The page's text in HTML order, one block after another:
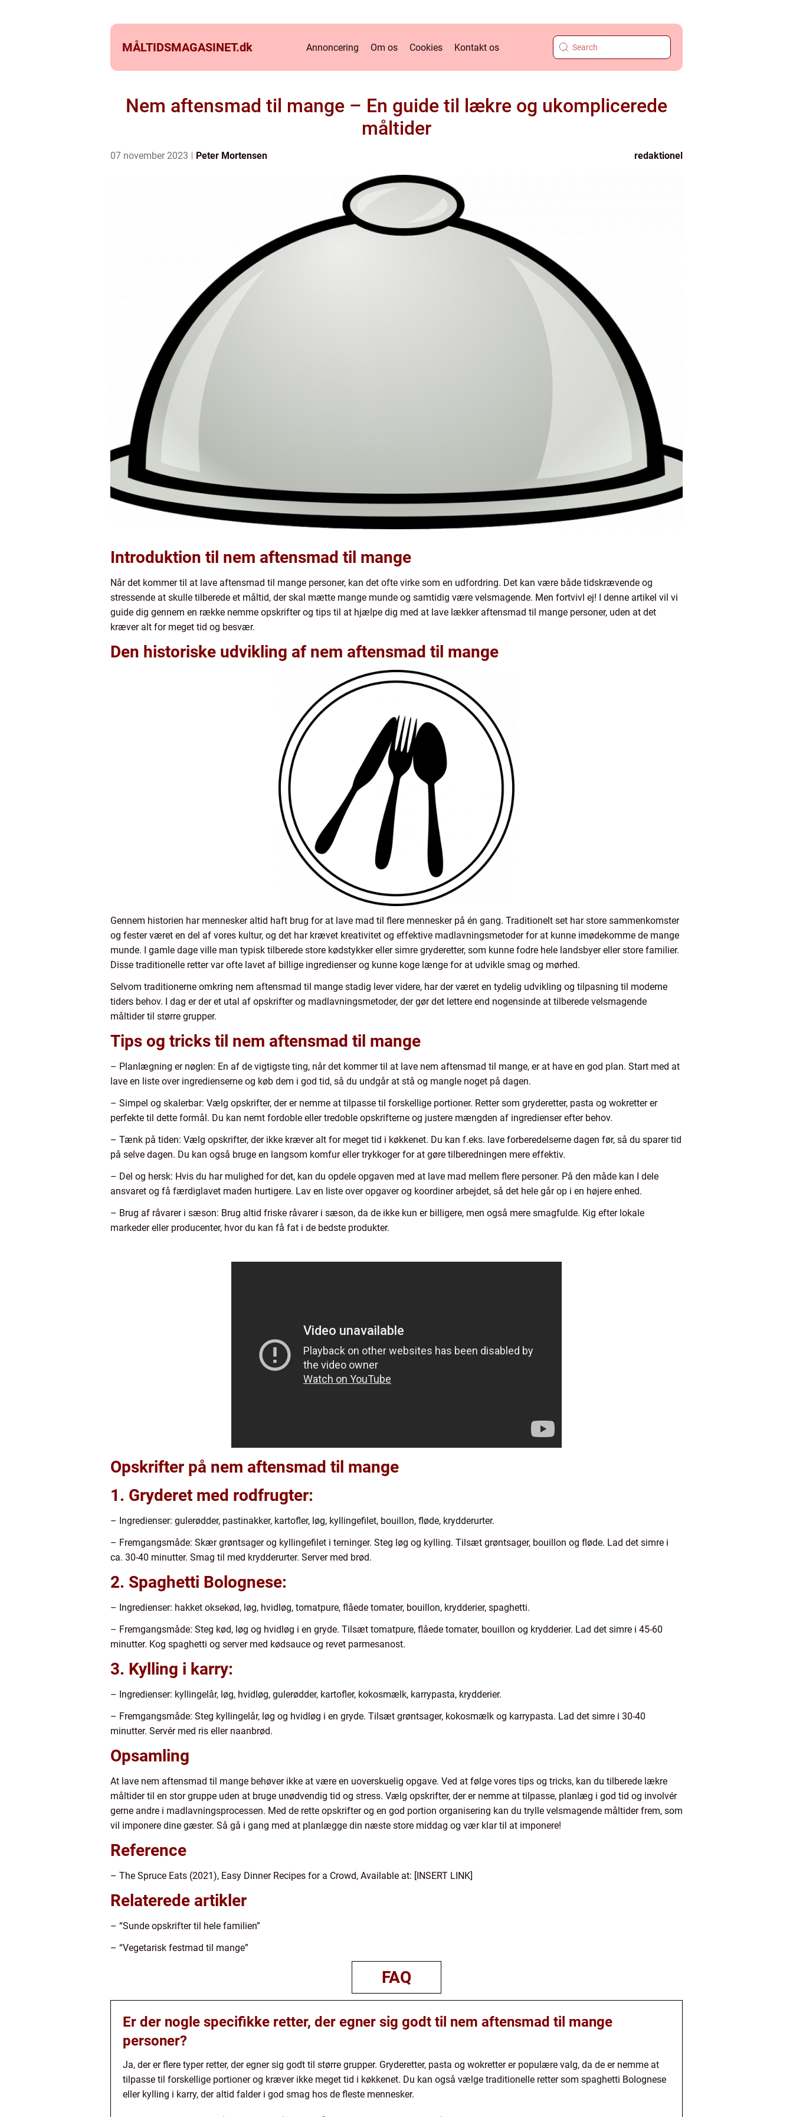
MÅLTIDSMAGASINET.dk Annoncering Om os Cookies Kontakt os
Nem aftensmad til mange – En guide til lækre og ukomplicerede
måltider
07 november 2023 Peter Mortensen redaktionel
Introduktion til nem aftensmad til mange
Når det kommer til at lave aftensmad til mange personer, kan det ofte virke som en udfordring. Det kan være både tidskrævende og
stressende at skulle tilberede et måltid, der skal mætte mange munde og samtidig være velsmagende. Men fortvivl ej! I denne artikel vil vi
guide dig gennem en række nemme opskrifter og tips til at hjælpe dig med at lave lækker aftensmad til mange personer, uden at det
kræver alt for meget tid og besvær.
Den historiske udvikling af nem aftensmad til mange
Gennem historien har mennesker altid haft brug for at lave mad til flere mennesker på én gang. Traditionelt set har store sammenkomster
og fester været en del af vores kultur, og det har krævet kreativitet og effektive madlavningsmetoder for at kunne imødekomme de mange
munde. I gamle dage ville man typisk tilberede store kødstykker eller simre gryderetter, som kunne fodre hele landsbyer eller store familier.
Disse traditionelle retter var ofte lavet af billige ingredienser og kunne koge længe for at udvikle smag og mørhed.
Selvom traditionerne omkring nem aftensmad til mange stadig lever videre, har der været en tydelig udvikling og tilpasning til moderne
tiders behov. I dag er der et utal af opskrifter og madlavningsmetoder, der gør det lettere end nogensinde at tilberede velsmagende
måltider til større grupper.
Tips og tricks til nem aftensmad til mange
– Planlægning er nøglen: En af de vigtigste ting, når det kommer til at lave nem aftensmad til mange, er at have en god plan. Start med at
lave en liste over ingredienserne og køb dem i god tid, så du undgår at stå og mangle noget på dagen.
– Simpel og skalerbar: Vælg opskrifter, der er nemme at tilpasse til forskellige portioner. Retter som gryderetter, pasta og wokretter er
perfekte til dette formål. Du kan nemt fordoble eller tredoble opskrifterne og justere mængden af ingredienser efter behov.
– Tænk på tiden: Vælg opskrifter, der ikke kræver alt for meget tid i køkkenet. Du kan f.eks. lave forberedelserne dagen før, så du sparer tid
på selve dagen. Du kan også bruge en langsom komfur eller trykkoger for at gøre tilberedningen mere effektiv.
– Del og hersk: Hvis du har mulighed for det, kan du opdele opgaven med at lave mad mellem flere personer. På den måde kan I dele
ansvaret og få færdiglavet maden hurtigere. Lav en liste over opgaver og koordiner arbejdet, så det hele går op i en højere enhed.
– Brug af råvarer i sæson: Brug altid friske råvarer i sæson, da de ikke kun er billigere, men også mere smagfulde. Kig efter lokale
markeder eller producenter, hvor du kan få fat i de bedste produkter.
Opskrifter på nem aftensmad til mange
1. Gryderet med rodfrugter:
– Ingredienser: gulerødder, pastinakker, kartofler, løg, kyllingefilet, bouillon, fløde, krydderurter.
– Fremgangsmåde: Skær grøntsager og kyllingefilet i terninger. Steg løg og kylling. Tilsæt grøntsager, bouillon og fløde. Lad det simre i
ca. 30-40 minutter. Smag til med krydderurter. Server med brød.
2. Spaghetti Bolognese:
– Ingredienser: hakket oksekød, løg, hvidløg, tomatpure, flåede tomater, bouillon, krydderier, spaghetti.
– Fremgangsmåde: Steg kød, løg og hvidløg i en gryde. Tilsæt tomatpure, flåede tomater, bouillon og krydderier. Lad det simre i 45-60
minutter. Kog spaghetti og server med kødsauce og revet parmesanost.
3. Kylling i karry:
– Ingredienser: kyllingelår, løg, hvidløg, gulerødder, kartofler, kokosmælk, karrypasta, krydderier.
– Fremgangsmåde: Steg kyllingelår, løg og hvidløg i en gryde. Tilsæt grøntsager, kokosmælk og karrypasta. Lad det simre i 30-40
minutter. Servér med ris eller naanbrød.
Opsamling
At lave nem aftensmad til mange behøver ikke at være en uoverskuelig opgave. Ved at følge vores tips og tricks, kan du tilberede lækre
måltider til en stor gruppe uden at bruge unødvendig tid og stress. Vælg opskrifter, der er nemme at tilpasse, planlæg i god tid og involvér
gerne andre i madlavningsprocessen. Med de rette opskrifter og en god portion organisering kan du trylle velsmagende måltider frem, som
vil imponere dine gæster. Så gå i gang med at planlægge din næste store middag og vær klar til at imponere!
Reference
– The Spruce Eats (2021), Easy Dinner Recipes for a Crowd, Available at: [INSERT LINK]
Relaterede artikler
– “Sunde opskrifter til hele familien”
– “Vegetarisk festmad til mange”
FAQ
Er der nogle specifikke retter, der egner sig godt til nem aftensmad til mange
personer?
Ja, der er flere typer retter, der egner sig godt til større grupper. Gryderetter, pasta og wokretter er populære valg, da de er nemme at
tilpasse til forskellige portioner og kræver ikke meget tid i køkkenet. Du kan også vælge traditionelle retter som spaghetti Bolognese
eller kylling i karry, der altid falder i god smag hos de fleste mennesker.